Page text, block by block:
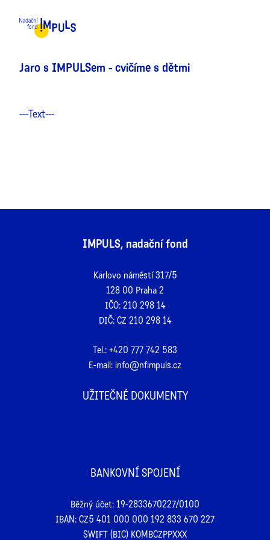
Jaro s IMPULSem - cvičíme s dětmi
---Text---
IMPULS, nadační fond
Karlovo náměstí 317/5
128 00 Praha 2
IČO: 210 298 14
DIČ: CZ 210 298 14
Tel.: +420 777 742 583
E-mail: info@nfimpuls.cz
UŽITEČNÉ DOKUMENTY
BANKOVNÍ SPOJENÍ
Běžný účet: 19-2833670227/0100
IBAN: CZ5 401 000 000 192 833 670 227
SWIFT (BIC) KOMBCZPPXXX